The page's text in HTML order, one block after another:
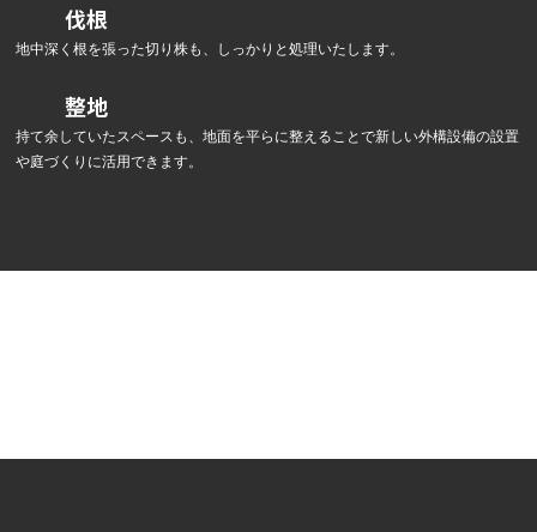
伐根
地中深く根を張った切り株も、しっかりと処理いたします。
整地
持て余していたスペースも、地面を平らに整えることで新しい外構設備の設置
や庭づくりに活用できます。